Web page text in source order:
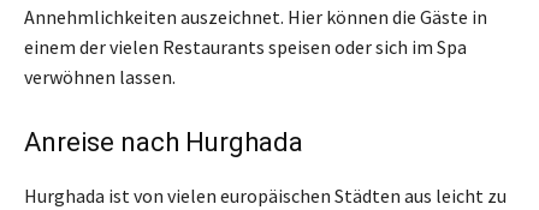
Annehmlichkeiten auszeichnet. Hier können die Gäste in
einem der vielen Restaurants speisen oder sich im Spa
verwöhnen lassen.
Anreise nach Hurghada
Hurghada ist von vielen europäischen Städten aus leicht zu